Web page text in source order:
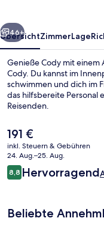
Weiter
46+
ÜbersichtZimmerLage
Genieße Cody mit
Cody. Du kannst im
schwimmen und dich im
das hilfsbereite Personal
Reisenden.
Der
aktuelle
Preis
beträgt
191 €.
191 €
inkl. Steuern & Gebühren
24. Aug.–25. Aug.
Bewertungen
8,88,8 von 10.
Hervorragend
Beliebte